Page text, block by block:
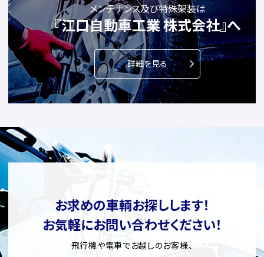
メンテナンス及び特殊架装は
『江口自動車工業 株式会社』へ
詳細を見る
お求めの車輌お探しします！
お気軽にお問い合わせください！
飛行機や電車でお越しのお客様、